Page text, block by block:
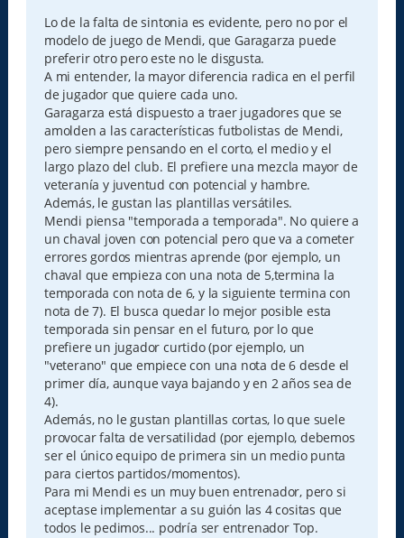
Lo de la falta de sintonia es evidente, pero no por el
modelo de juego de Mendi, que Garagarza puede
preferir otro pero este no le disgusta.
A mi entender, la mayor diferencia radica en el perfil
de jugador que quiere cada uno.
Garagarza está dispuesto a traer jugadores que se
amolden a las características futbolistas de Mendi,
pero siempre pensando en el corto, el medio y el
largo plazo del club. El prefiere una mezcla mayor de
veteranía y juventud con potencial y hambre.
Además, le gustan las plantillas versátiles.
Mendi piensa "temporada a temporada". No quiere a
un chaval joven con potencial pero que va a cometer
errores gordos mientras aprende (por ejemplo, un
chaval que empieza con una nota de 5,termina la
temporada con nota de 6, y la siguiente termina con
nota de 7). El busca quedar lo mejor posible esta
temporada sin pensar en el futuro, por lo que
prefiere un jugador curtido (por ejemplo, un
"veterano" que empiece con una nota de 6 desde el
primer día, aunque vaya bajando y en 2 años sea de
4).
Además, no le gustan plantillas cortas, lo que suele
provocar falta de versatilidad (por ejemplo, debemos
ser el único equipo de primera sin un medio punta
para ciertos partidos/momentos).
Para mi Mendi es un muy buen entrenador, pero si
aceptase implementar a su guión las 4 cositas que
todos le pedimos... podría ser entrenador Top.